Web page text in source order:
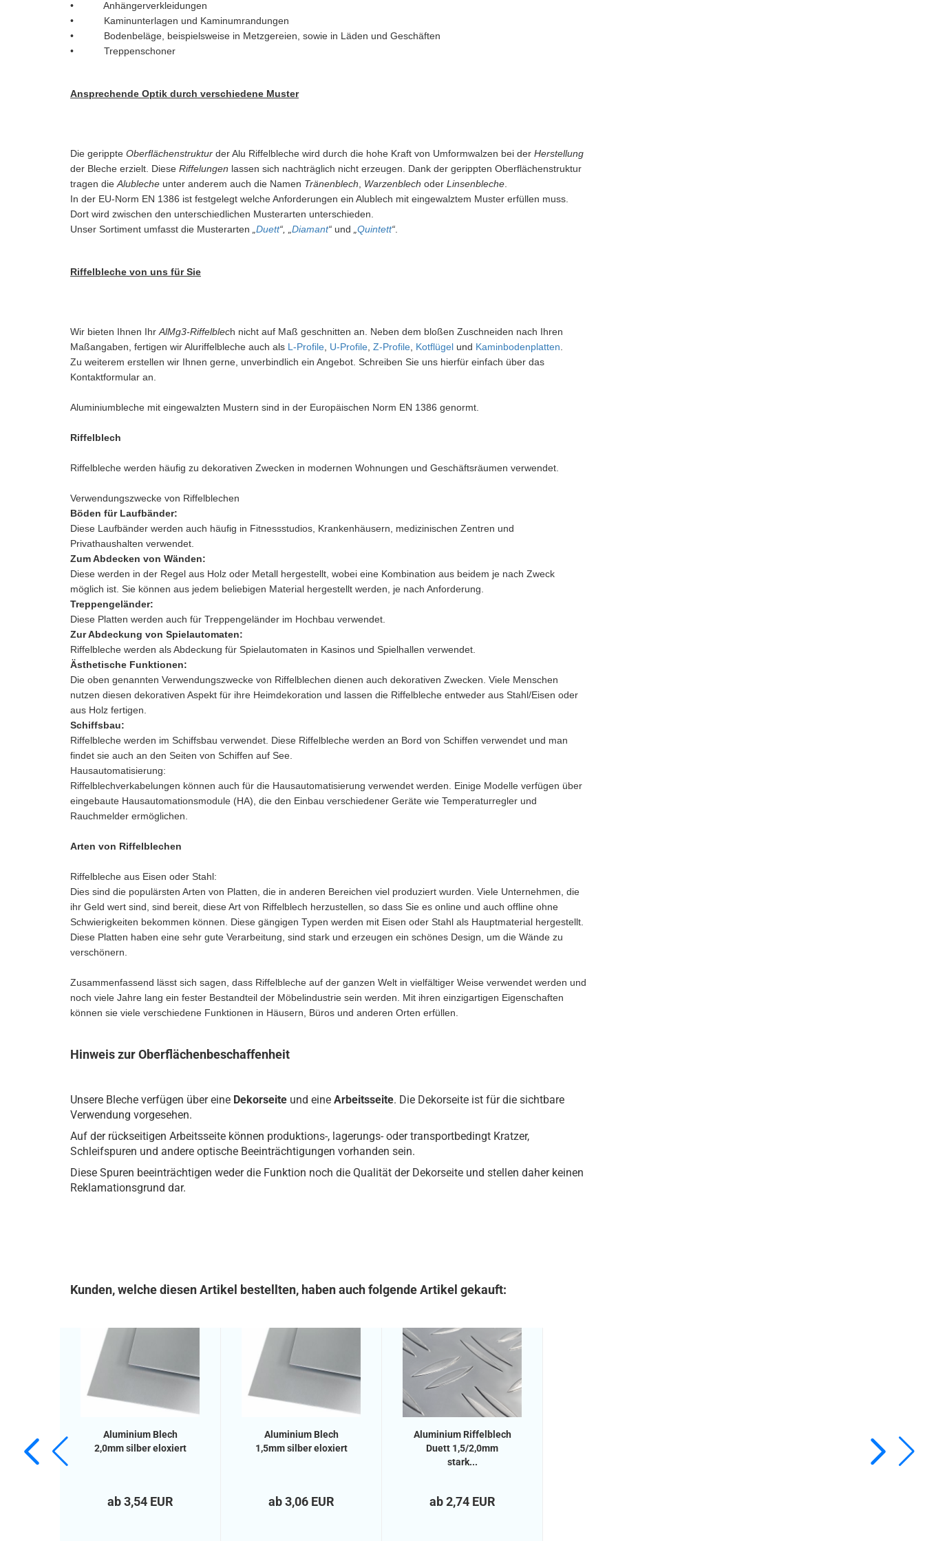
• Anhängerverkleidungen
• Kaminunterlagen und Kaminumrandungen
• Bodenbeläge, beispielsweise in Metzgereien, sowie in Läden und Geschäften
• Treppenschoner
Ansprechende Optik durch verschiedene Muster
Die gerippte Oberflächenstruktur der Alu Riffelbleche wird durch die hohe Kraft von Umformwalzen bei der Herstellung
der Bleche erzielt. Diese Riffelungen lassen sich nachträglich nicht erzeugen. Dank der gerippten Oberflächenstruktur
tragen die Alubleche unter anderem auch die Namen Tränenblech Warzenblech oder Linsenbleche
In der EU-Norm EN 1386 ist festgelegt welche Anforderungen ein Alublech mit eingewalztem Muster erfüllen muss.
Dort wird zwischen den unterschiedlichen Musterarten unterschieden.
Unser Sortiment umfasst die Musterarten
Duett“, „ Diamant“ und Quintett“
Riffelbleche von uns für Sie
Wir bieten Ihnen Ihr AlMg3-Riffelblech nicht auf Maß geschnitten an. Neben dem bloßen Zuschneiden nach Ihren
Maßangaben, fertigen wir Aluriffelbleche auch als L-Profile U-Profile Z-Profile Kotflügel und Kaminbodenplatten
Zu weiterem erstellen wir Ihnen gerne, unverbindlich ein Angebot. Schreiben Sie uns hierfür einfach über das
Kontaktformular an.
Aluminiumbleche mit eingewalzten Mustern sind in der Europäischen Norm EN 1386 genormt.
Riffelblech
Riffelbleche werden häufig zu dekorativen Zwecken in modernen Wohnungen und Geschäftsräumen verwendet.
Verwendungszwecke von Riffelblechen
Böden für Laufbänder:
Diese Laufbänder werden auch häufig in Fitnessstudios, Krankenhäusern, medizinischen Zentren und
Privathaushalten verwendet.
Zum Abdecken von Wänden:
Diese werden in der Regel aus Holz oder Metall hergestellt, wobei eine Kombination aus beidem je nach Zweck
möglich ist. Sie können aus jedem beliebigen Material hergestellt werden, je nach Anforderung.
Treppengeländer:
Diese Platten werden auch für Treppengeländer im Hochbau verwendet.
Zur Abdeckung von Spielautomaten:
Riffelbleche werden als Abdeckung für Spielautomaten in Kasinos und Spielhallen verwendet.
Ästhetische Funktionen:
Die oben genannten Verwendungszwecke von Riffelblechen dienen auch dekorativen Zwecken. Viele Menschen
nutzen diesen dekorativen Aspekt für ihre Heimdekoration und lassen die Riffelbleche entweder aus Stahl/Eisen oder
aus Holz fertigen.
Schiffsbau:
Riffelbleche werden im Schiffsbau verwendet. Diese Riffelbleche werden an Bord von Schiffen verwendet und man
findet sie auch an den Seiten von Schiffen auf See.
Hausautomatisierung:
Riffelblechverkabelungen können auch für die Hausautomatisierung verwendet werden. Einige Modelle verfügen über
eingebaute Hausautomationsmodule (HA), die den Einbau verschiedener Geräte wie Temperaturregler und
Rauchmelder ermöglichen.
Arten von Riffelblechen
Riffelbleche aus Eisen oder Stahl:
Dies sind die populärsten Arten von Platten, die in anderen Bereichen viel produziert wurden. Viele Unternehmen, die
ihr Geld wert sind, sind bereit, diese Art von Riffelblech herzustellen, so dass Sie es online und auch offline ohne
Schwierigkeiten bekommen können. Diese gängigen Typen werden mit Eisen oder Stahl als Hauptmaterial hergestellt.
Diese Platten haben eine sehr gute Verarbeitung, sind stark und erzeugen ein schönes Design, um die Wände zu
verschönern.
Zusammenfassend lässt sich sagen, dass Riffelbleche auf der ganzen Welt in vielfältiger Weise verwendet werden und
noch viele Jahre lang ein fester Bestandteil der Möbelindustrie sein werden. Mit ihren einzigartigen Eigenschaften
können sie viele verschiedene Funktionen in Häusern, Büros und anderen Orten erfüllen.
Hinweis zur Oberflächenbeschaffenheit
Unsere Bleche verfügen über eine Dekorseite und eine Arbeitsseite. Die Dekorseite ist für die sichtbare
Verwendung vorgesehen.
Auf der rückseitigen Arbeitsseite können produktions-, lagerungs- oder transportbedingt Kratzer,
Schleifspuren und andere optische Beeinträchtigungen vorhanden sein.
Diese Spuren beeinträchtigen weder die Funktion noch die Qualität der Dekorseite und stellen daher keinen
Reklamationsgrund dar.
Kunden, welche diesen Artikel bestellten, haben auch folgende Artikel gekauft:
Aluminium Blech
2,0mm silber eloxiert
ab 3,54 EUR
Aluminium Blech
1,5mm silber eloxiert
ab 3,06 EUR
Aluminium Riffelblech
Duett 1,5/2,0mm
stark...
ab 2,74 EUR